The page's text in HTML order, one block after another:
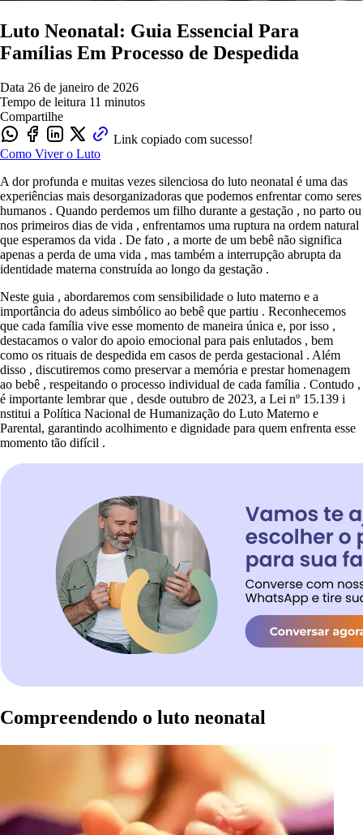
Luto Neonatal: Guia Essencial Para
Famílias Em Processo de Despedida
Data 26 de janeiro de 2026
Tempo de leitura 11 minutos
Compartilhe
Link copiado com sucesso!
Como Viver o Luto
A dor profunda e muitas vezes silenciosa do luto neonatal é uma das
experiências mais desorganizadoras que podemos enfrentar como seres
humanos . Quando perdemos um filho durante a gestação , no parto ou
nos primeiros dias de vida , enfrentamos uma ruptura na ordem natural
que esperamos da vida . De fato , a morte de um bebê não significa
apenas a perda de uma vida , mas também a interrupção abrupta da
identidade materna construída ao longo da gestação .
Neste guia , abordaremos com sensibilidade o luto materno e a
importância do adeus simbólico ao bebê que partiu . Reconhecemos
que cada família vive esse momento de maneira única e, por isso ,
destacamos o valor do apoio emocional para pais enlutados , bem
como os rituais de despedida em casos de perda gestacional . Além
disso , discutiremos como preservar a memória e prestar homenagem
ao bebê , respeitando o processo individual de cada família . Contudo ,
é importante lembrar que , desde outubro de 2023, a Lei nº 15.139 i
nstitui a Política Nacional de Humanização do Luto Materno e
Parental, garantindo acolhimento e dignidade para quem enfrenta esse
momento tão difícil .
Compreendendo o luto neonatal